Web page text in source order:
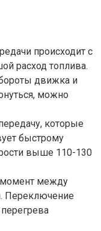
происходит с
расход топлива.
движка и
можно
которые
быстрому
выше 110-130
момент между
Переключение